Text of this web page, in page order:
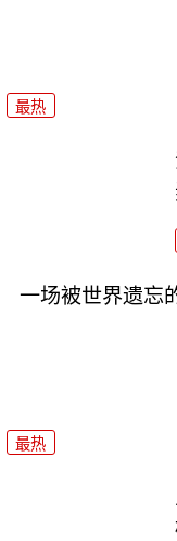
最热
一场被世界遗忘
最热